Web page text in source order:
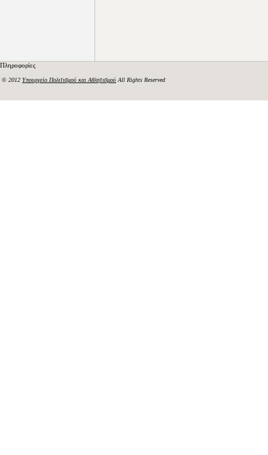
Πληροφορίες
© 2012 Υπουργείο Πολιτισμού και Αθλητισμού All Rights Reserved